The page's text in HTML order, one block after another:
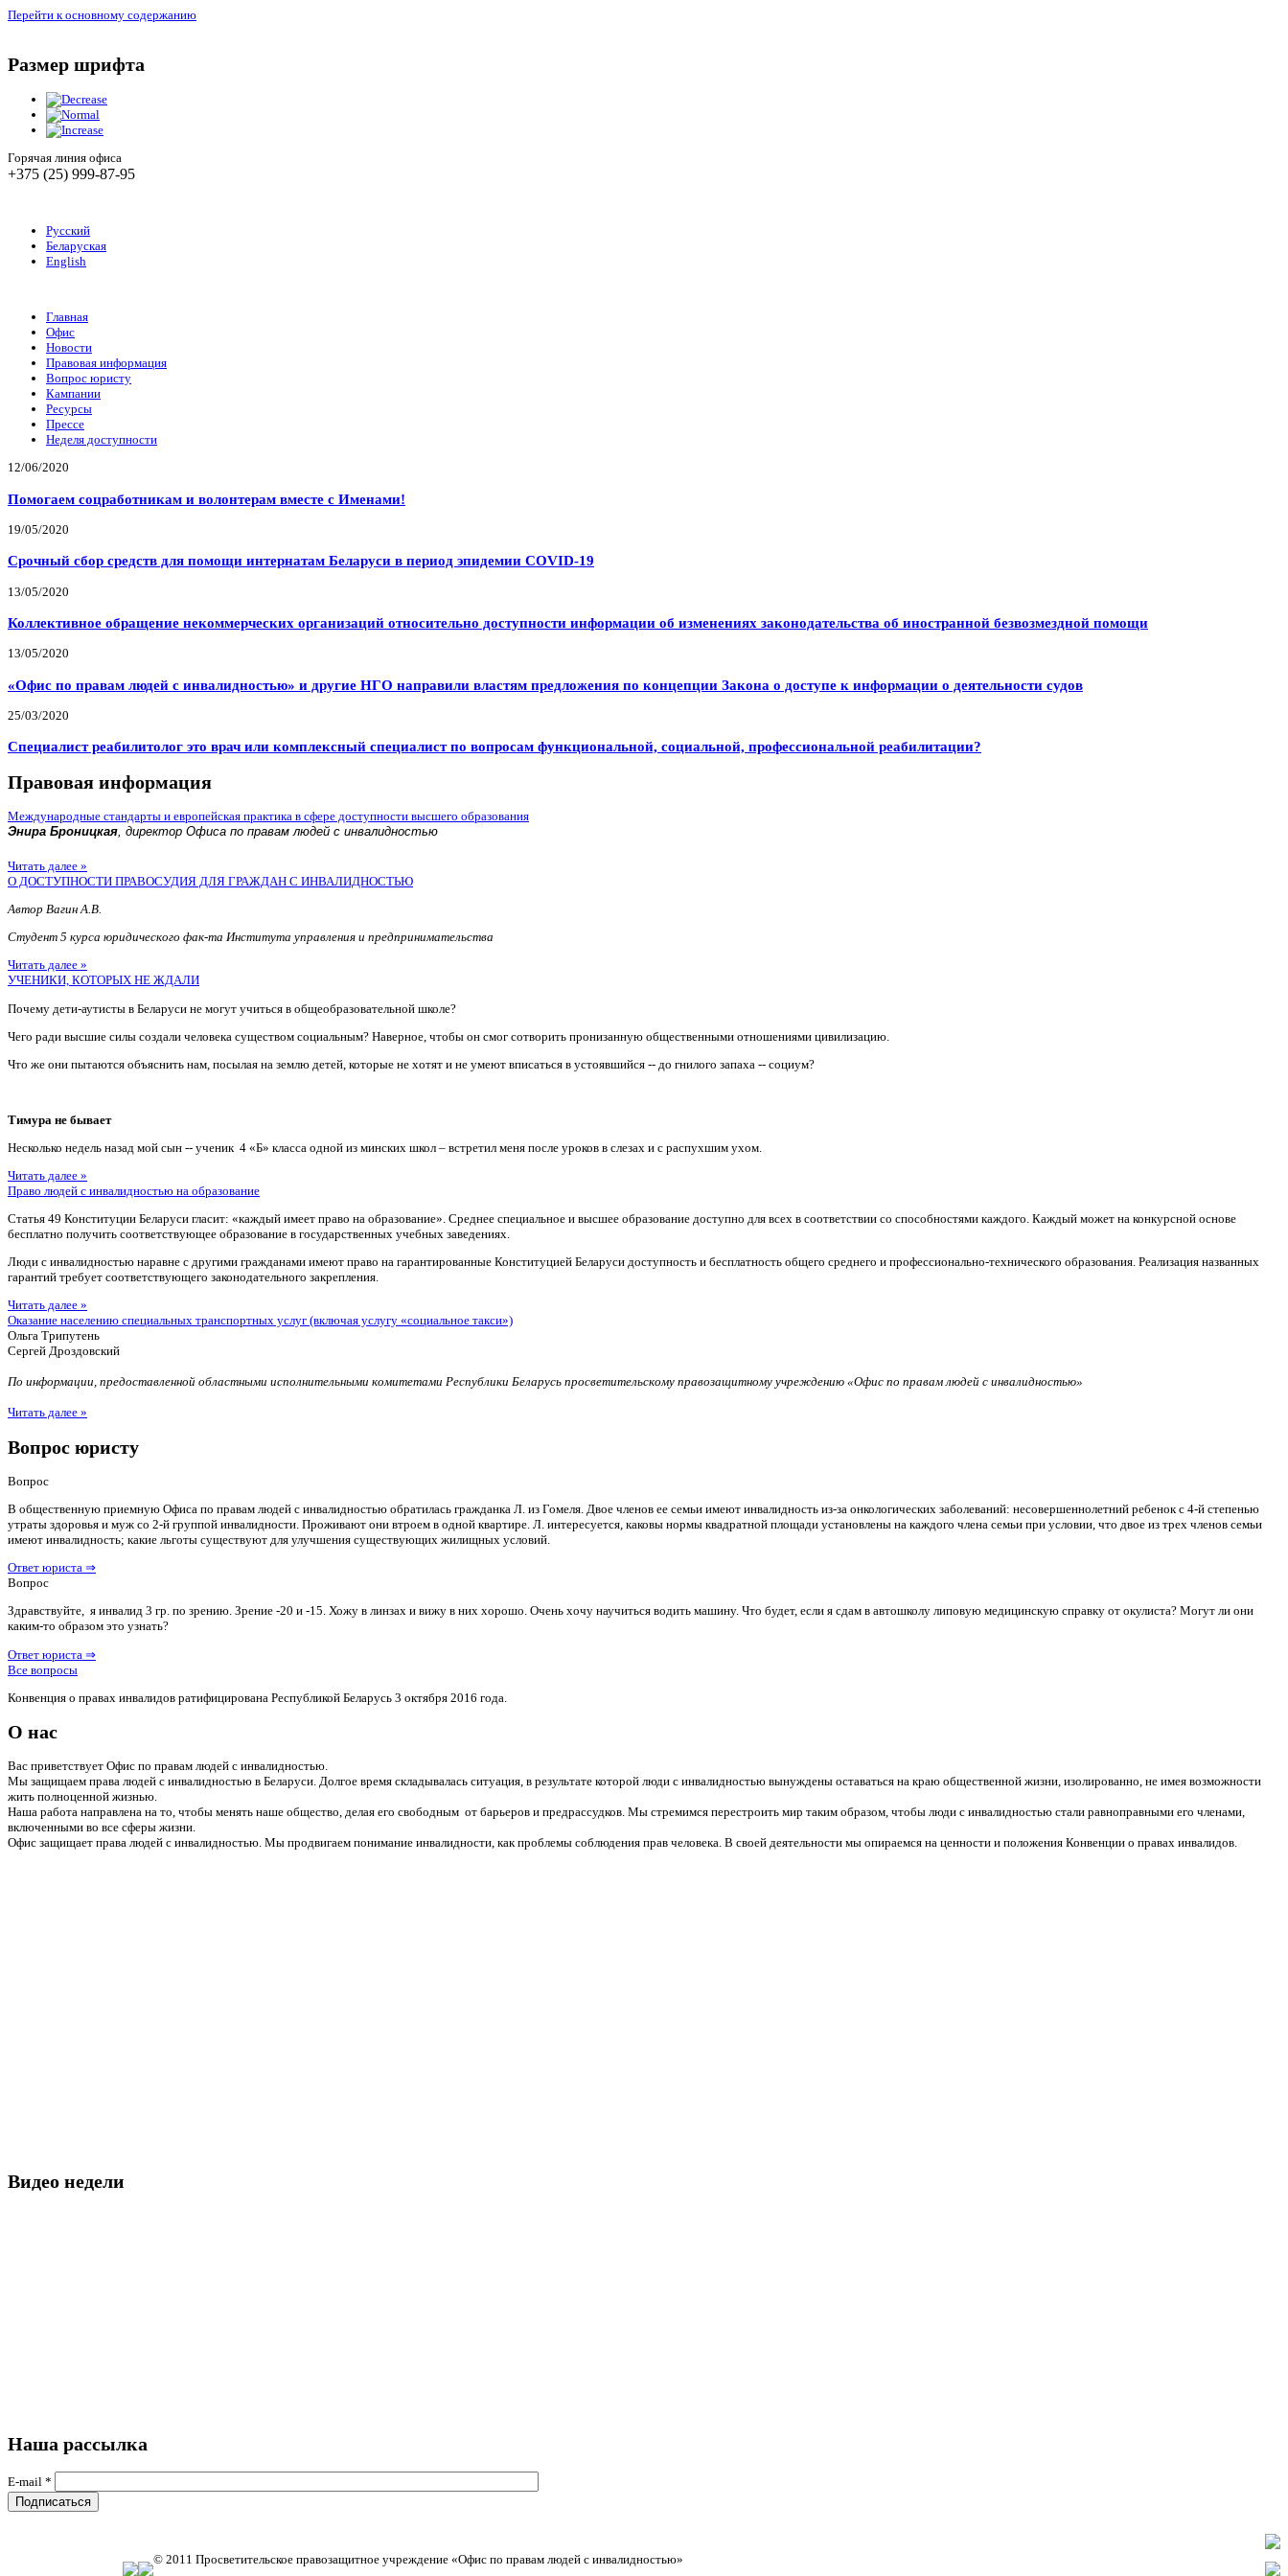
Перейти к основному содержанию
Размер шрифта
Горячая линия офиса
+375 (25) 999-87-95
Русский
Беларуская
English
Главная
Офис
Новости
Правовая информация
Вопрос юристу
Кампании
Ресурсы
Прессе
Неделя доступности
12/06/2020
Помогаем соцработникам и волонтерам вместе с Именами!
19/05/2020
Срочный сбор средств для помощи интернатам Беларуси в период эпидемии COVID-19
13/05/2020
Коллективное обращение некоммерческих организаций относительно доступности информации об изменениях законодательства об иностранной безвозмездной помощи
13/05/2020
«Офис по правам людей с инвалидностью» и другие НГО направили властям предложения по концепции Закона о доступе к информации о деятельности судов
25/03/2020
Специалист реабилитолог это врач или комплексный специалист по вопросам функциональной, социальной, профессиональной реабилитации?
Правовая информация
Международные стандарты и европейская практика в сфере доступности высшего образования
Энира Броницкая, директор Офиса по правам людей с инвалидностью
Читать далее »
О ДОСТУПНОСТИ ПРАВОСУДИЯ ДЛЯ ГРАЖДАН С ИНВАЛИДНОСТЬЮ
Автор Вагин А.В.
Студент 5 курса юридического фак-та Института управления и предпринимательства
Читать далее »
УЧЕНИКИ, КОТОРЫХ НЕ ЖДАЛИ
Почему дети-аутисты в Беларуси не могут учиться в общеобразовательной школе?
Чего ради высшие силы создали человека существом социальным? Наверное, чтобы он смог сотворить пронизанную общественными отношениями цивилизацию.
Что же они пытаются объяснить нам, посылая на землю детей, которые не хотят и не умеют вписаться в устоявшийся -- до гнилого запаха -- социум?
Тимура не бывает
Несколько недель назад мой сын -- ученик 4 «Б» класса одной из минских школ – встретил меня после уроков в слезах и с распухшим ухом.
Читать далее »
Право людей с инвалидностью на образование
Статья 49 Конституции Беларуси гласит: «каждый имеет право на образование». Среднее специальное и высшее образование доступно для всех в соответствии со способностями каждого. Каждый может на конкурсной основе
бесплатно получить соответствующее образование в государственных учебных заведениях.
Люди с инвалидностью наравне с другими гражданами имеют право на гарантированные Конституцией Беларуси доступность и бесплатность общего среднего и профессионально-технического образования. Реализация названных
гарантий требует соответствующего законодательного закрепления.
Читать далее »
Оказание населению специальных транспортных услуг (включая услугу «социальное такси»)
Ольга Трипутень
Сергей Дроздовский
По информации, предоставленной областными исполнительными комитетами Республики Беларусь просветительскому правозащитному учреждению «Офис по правам людей с инвалидностью»
Читать далее »
Вопрос юристу
Вопрос
В общественную приемную Офиса по правам людей с инвалидностью обратилась гражданка Л. из Гомеля. Двое членов ее семьи имеют инвалидность из-за онкологических заболеваний: несовершеннолетний ребенок с 4-й степенью
утраты здоровья и муж со 2-й группой инвалидности. Проживают они втроем в одной квартире. Л. интересуется, каковы нормы квадратной площади установлены на каждого члена семьи при условии, что двое из трех членов семьи
имеют инвалидность; какие льготы существуют для улучшения существующих жилищных условий.
Ответ юриста ⇒
Вопрос
Здравствуйте, я инвалид 3 гр. по зрению. Зрение -20 и -15. Хожу в линзах и вижу в них хорошо. Очень хочу научиться водить машину. Что будет, если я сдам в автошколу липовую медицинскую справку от окулиста? Могут ли они
каким-то образом это узнать?
Ответ юриста ⇒
Все вопросы
Конвенция о правах инвалидов ратифицирована Республикой Беларусь 3 октября 2016 года.
О нас
Вас приветствует Офис по правам людей с инвалидностью.
Мы защищаем права людей с инвалидностью в Беларуси. Долгое время складывалась ситуация, в результате которой люди с инвалидностью вынуждены оставаться на краю общественной жизни, изолированно, не имея возможности
жить полноценной жизнью.
Наша работа направлена на то, чтобы менять наше общество, делая его свободным от барьеров и предрассудков. Мы стремимся перестроить мир таким образом, чтобы люди с инвалидностью стали равноправными его членами,
включенными во все сферы жизни.
Офис защищает права людей с инвалидностью. Мы продвигаем понимание инвалидности, как проблемы соблюдения прав человека. В своей деятельности мы опираемся на ценности и положения Конвенции о правах инвалидов.
Видео недели
Наша рассылка
E-mail *
© 2011 Просветительское правозащитное учреждение «Офис по правам людей с инвалидностью»